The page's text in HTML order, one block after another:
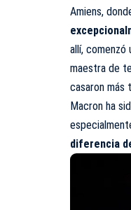
Amiens,
allí, comenzó
maestra de
casaron más
Macron ha
diferencia